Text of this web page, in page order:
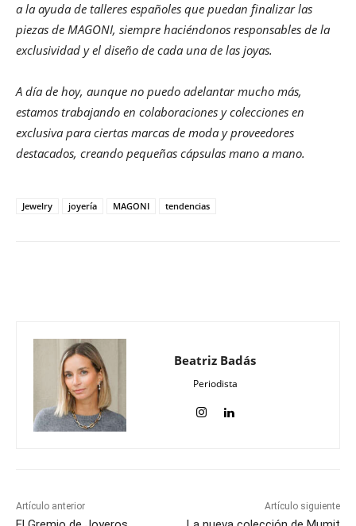
a la ayuda de talleres españoles que puedan finalizar las
piezas de MAGONI, siempre haciéndonos responsables de la
exclusividad y el diseño de cada una de las joyas.
A día de hoy, aunque no puedo adelantar mucho más,
estamos trabajando en colaboraciones y colecciones en
exclusiva para ciertas marcas de moda y proveedores
destacados, creando pequeñas cápsulas mano a mano.
Jewelry joyería MAGONI tendencias
Beatriz Badás
Periodista
Artículo anterior Artículo siguiente